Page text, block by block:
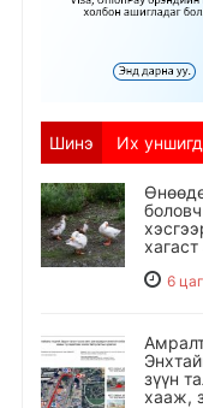
Шинэ Их
6
зүүн
хааж,